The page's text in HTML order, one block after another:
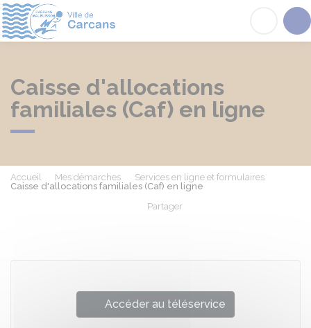
Caisse d'allocations
familiales (Caf) en ligne
Accueil Mes démarches
Services en ligne et formulaires
Caisse d'allocations familiales (Caf) en ligne
Partager
Accéder au téléservice